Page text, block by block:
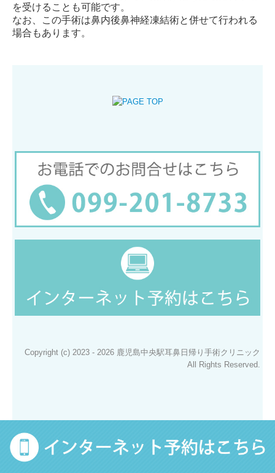
を受けることも可能です。
なお、この手術は鼻内後鼻神経凍結術と併せて行われる
場合もあります。
Copyright (c) 2023 - 2026 鹿児島中央駅耳鼻日帰り手術クリニック
All Rights Reserved.